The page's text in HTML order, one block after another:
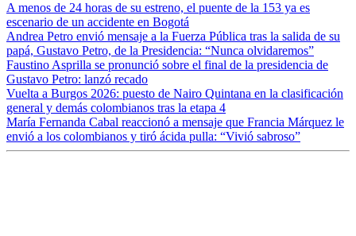
A menos de 24 horas de su estreno, el puente de la 153 ya es
escenario de un accidente en Bogotá
Andrea Petro envió mensaje a la Fuerza Pública tras la salida de su
papá, Gustavo Petro, de la Presidencia: “Nunca olvidaremos”
Faustino Asprilla se pronunció sobre el final de la presidencia de
Gustavo Petro: lanzó recado
Vuelta a Burgos 2026: puesto de Nairo Quintana en la clasificación
general y demás colombianos tras la etapa 4
María Fernanda Cabal reaccionó a mensaje que Francia Márquez le
envió a los colombianos y tiró ácida pulla: “Vivió sabroso”